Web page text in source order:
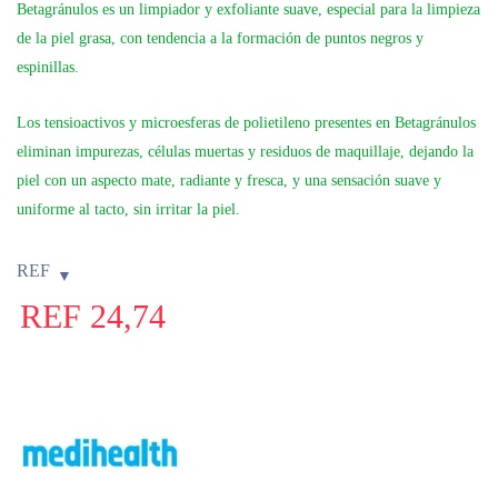
Betagránulos es un limpiador y exfoliante suave, especial para la limpieza
de la piel grasa, con tendencia a la formación de puntos negros y
espinillas.
Los tensioactivos y microesferas de polietileno presentes en Betagránulos
eliminan impurezas, células muertas y residuos de maquillaje, dejando la
piel con un aspecto mate, radiante y fresca, y una sensación suave y
uniforme al tacto, sin irritar la piel.
REF
REF 24,74